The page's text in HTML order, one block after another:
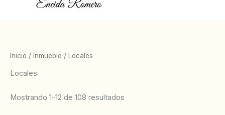
Inicio / Inmueble / Locales
Locales
Mostrando 1–12 de 108 resultados